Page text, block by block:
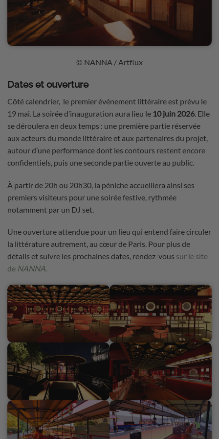
© NANNA / Artflux
Dates et ouverture
Côté calendrier, le premier événement littéraire est prévu le
19 mai. La soirée d’inauguration aura lieu le 10 juin 2026 . Elle
se déroulera en deux temps : une première partie réservée
aux acteurs du monde littéraire et aux partenaires du projet,
autour d’une performance dont les contours restent encore
confidentiels, puis une seconde partie ouverte au public.
À partir de 20h ou 20h30, la péniche accueillera ainsi ses
premiers visiteurs pour une soirée festive, rythmée
notamment par un DJ set.
Une ouverture attendue pour un lieu qui entend faire circuler
la littérature autrement, au cœur de Paris. Pour plus de
détails et suivre les prochaines dates, rendez-vous sur le site
de NANNA.